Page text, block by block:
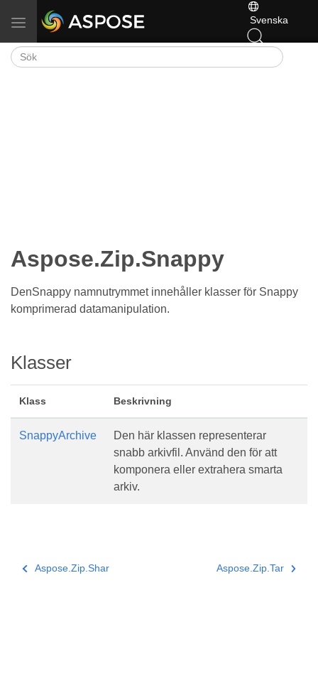
Växla navigering Svenska
Aspose.Zip.Snappy
DenSnappy namnutrymmet innehåller klasser för Snappy
komprimerad datamanipulation.
Klasser
Klass Beskrivning
SnappyArchive
Den här klassen representerar
snabb arkivfil. Använd den för att
komponera eller extrahera smarta
arkiv.
Aspose.Zip.Shar Aspose.Zip.Tar